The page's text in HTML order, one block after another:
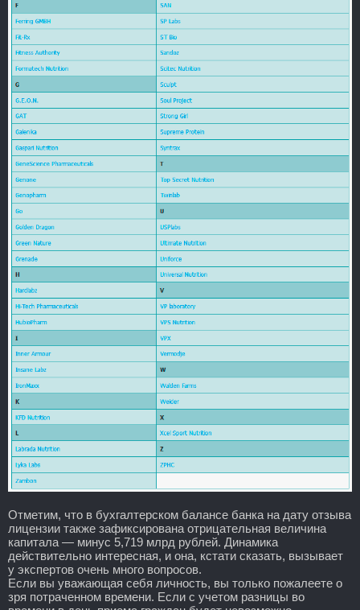
Отметим, что в бухгалтерском балансе банка на дату отзыва
лицензии также зафиксирована отрицательная величина
капитала — минус 5,719 млрд рублей. Динамика
действительно интересная, и она, кстати сказать, вызывает
у экспертов очень много вопросов.
Если вы уважающая себя личность, вы только пожалеете о
зря потраченном времени. Если с учетом разницы во